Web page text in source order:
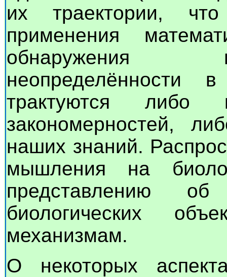
их траектории,
применения
обнаружения
неопределённости
трактуются либо
закономерностей,
наших знаний.
мышления на
представлению об
биологических
механизмам.
О некоторых